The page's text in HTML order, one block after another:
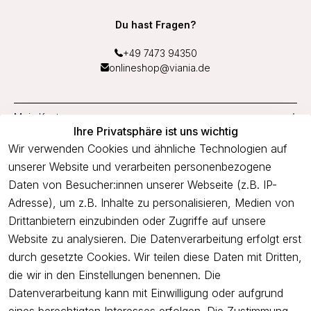
Ihre Privatsphäre ist uns wichtig
Wir verwenden Cookies und ähnliche Technologien auf
unserer Website und verarbeiten personenbezogene
Daten von Besucher:innen unserer Webseite (z.B. IP-
Adresse), um z.B. Inhalte zu personalisieren, Medien von
Drittanbietern einzubinden oder Zugriffe auf unsere
Website zu analysieren. Die Datenverarbeitung erfolgt erst
durch gesetzte Cookies. Wir teilen diese Daten mit Dritten,
die wir in den Einstellungen benennen. Die
Datenverarbeitung kann mit Einwilligung oder aufgrund
Du hast Fragen?
+49 7473 94350
onlineshop@viania.de
Mein Konto
Service
Unternehmen
Newsletter
Freue dich über 5€ Rabatt bei deiner nächsten Bestellung und
profitiere von Angeboten.